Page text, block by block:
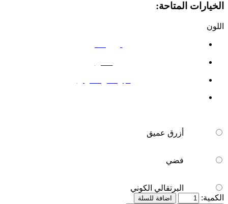
الخيارات المتاحة:
اللون
أزرق عميق
فضي
البرتقالي الكوني
الكمية:
اضافة للسلة